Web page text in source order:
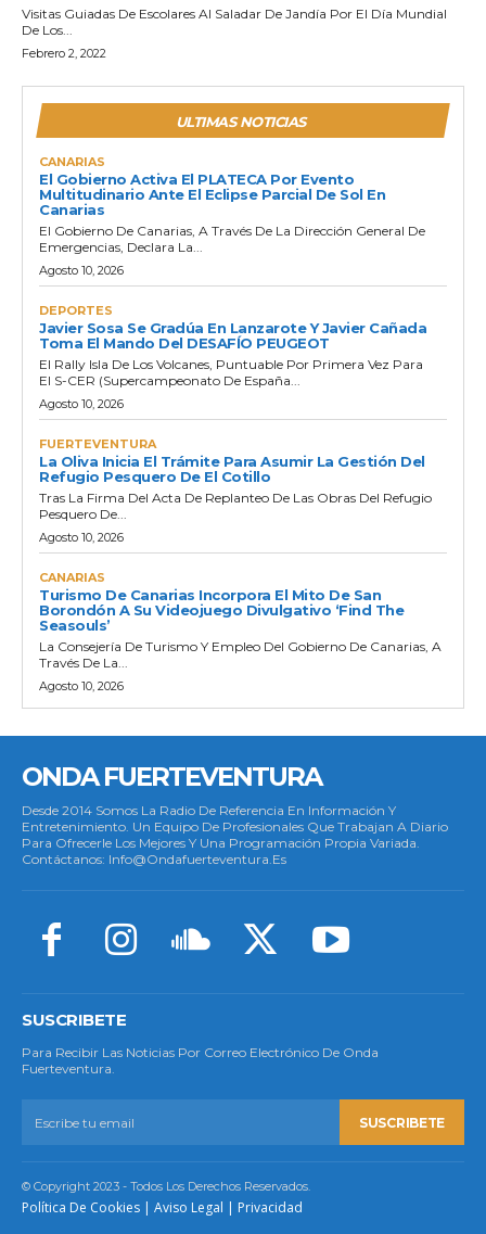
Visitas Guiadas De Escolares Al Saladar De Jandía Por El Día Mundial
De Los...
Febrero 2, 2022
ULTIMAS NOTICIAS
CANARIAS
El Gobierno Activa El PLATECA Por Evento
Multitudinario Ante El Eclipse Parcial De Sol En
Canarias
El Gobierno De Canarias, A Través De La Dirección General De
Emergencias, Declara La...
Agosto 10, 2026
DEPORTES
Javier Sosa Se Gradúa En Lanzarote Y Javier Cañada
Toma El Mando Del DESAFÍO PEUGEOT
El Rally Isla De Los Volcanes, Puntuable Por Primera Vez Para
El S-CER (Supercampeonato De España...
Agosto 10, 2026
FUERTEVENTURA
La Oliva Inicia El Trámite Para Asumir La Gestión Del
Refugio Pesquero De El Cotillo
Tras La Firma Del Acta De Replanteo De Las Obras Del Refugio
Pesquero De...
Agosto 10, 2026
CANARIAS
Turismo De Canarias Incorpora El Mito De San
Borondón A Su Videojuego Divulgativo ‘Find The
Seasouls’
La Consejería De Turismo Y Empleo Del Gobierno De Canarias, A
Través De La...
Agosto 10, 2026
ONDA FUERTEVENTURA
Desde 2014 Somos La Radio De Referencia En Información Y
Entretenimiento. Un Equipo De Profesionales Que Trabajan A Diario
Para Ofrecerle Los Mejores Y Una Programación Propia Variada.
Contáctanos: Info@ondafuerteventura.es
SUSCRIBETE
Para Recibir Las Noticias Por Correo Electrónico De Onda
Fuerteventura.
SUSCRIBETE
© Copyright 2023 - Todos Los Derechos Reservados.
Política De Cookies | Aviso Legal | Privacidad